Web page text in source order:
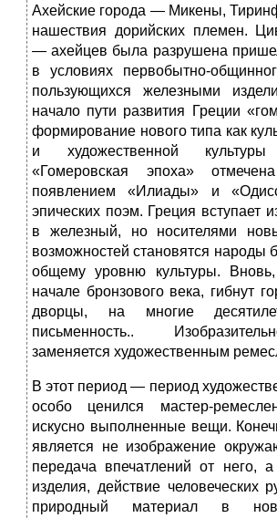
Ахейские города — Микены,
нашествия дорийских племен.
— ахейцев была разрушена
в условиях первобытно-
пользующихся железными
начало пути развития Греции
формирование нового типа как
и художественной
«Гомеровская эпоха»
появлением «Илиады» и
эпических поэм. Греция вступает
в железный, но носителями
возможностей становятся народы
общему уровню культуры.
начале бронзового века, гибнут
дворцы, на многие
письменность..
заменяется художественным
В этот период — период
особо ценился мастер-
искусно выполненные вещи.
является не изображение
передача впечатлений от него,
изделия, действие человеческих
природный материал в